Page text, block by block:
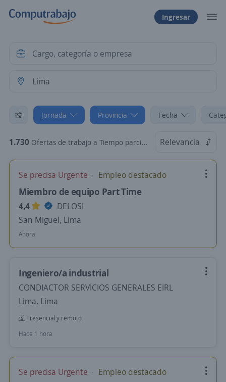
Ingresar
Jornada Provincia Fecha
1.730 Ofertas de trabajo a Tiempo parcial en Lima Relevancia
Se precisa Urgente Empleo destacado
Miembro de equipo Part Time
4,4
DELOSI
San Miguel, Lima
Ahora
Ingeniero/a industrial
CONDIACTOR SERVICIOS GENERALES EIRL
Lima, Lima
Presencial y remoto
Hace 1 hora
Se precisa Urgente Empleo destacado